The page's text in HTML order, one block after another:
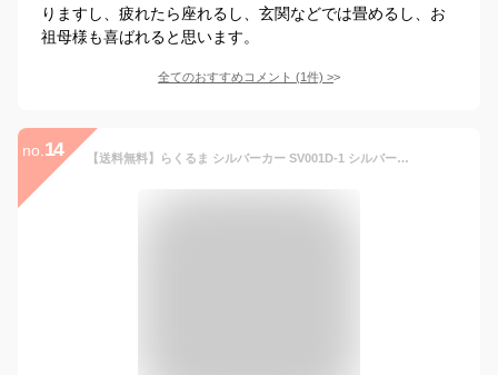
りますし、疲れたら座れるし、玄関などでは畳めるし、お
祖母様も喜ばれると思います。
全てのおすすめコメント (1件) >
no. 14 【送料無料】らくるま シルバーカー SV001D-1 シルバーカート 手押し車 ショッピングカート 敬老の日 お買い物 おでかけ 老人車 歩行補助車 高齢者 老人 軽量 コンパクト おしゃれ 座れる シニア 人気 安定 おりたたみ 折り畳み 大容量 シンプル